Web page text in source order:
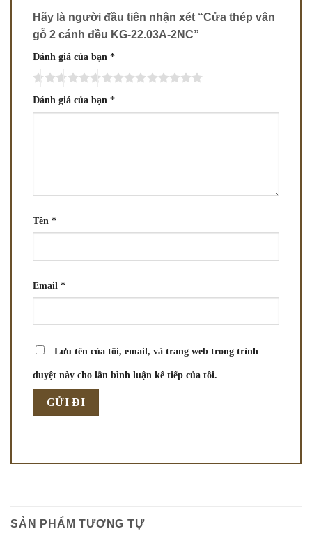
Hãy là người đầu tiên nhận xét “Cửa thép vân
gỗ 2 cánh đều KG-22.03A-2NC”
Đánh giá của bạn *
Đánh giá của bạn *
Tên *
Email *
Lưu tên của tôi, email, và trang web trong trình
duyệt này cho lần bình luận kế tiếp của tôi.
SẢN PHẨM TƯƠNG TỰ